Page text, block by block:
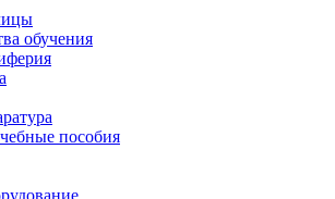
обучения
пособия